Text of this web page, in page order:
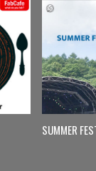
SUMMER